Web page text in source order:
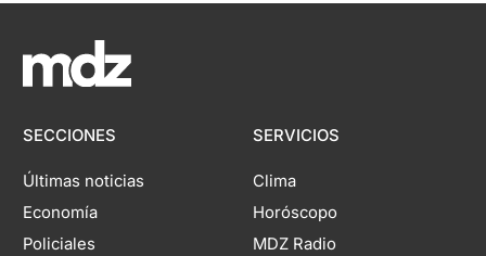
SECCIONES
Últimas noticias
Economía
Policiales
SERVICIOS
Clima
Horóscopo
MDZ Radio